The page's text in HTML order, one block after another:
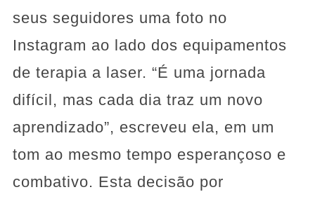
seus seguidores uma foto no
Instagram ao lado dos equipamentos
de terapia a laser. “É uma jornada
difícil, mas cada dia traz um novo
aprendizado”, escreveu ela, em um
tom ao mesmo tempo esperançoso e
combativo. Esta decisão por